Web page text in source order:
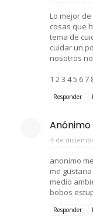
Lo mejor
cosas que
tema de
cuidar un
nosotros
1 2 3 4 5 6 7
Responder
Anónimo
4 de
anonimo
me
medio
bobos
Responder